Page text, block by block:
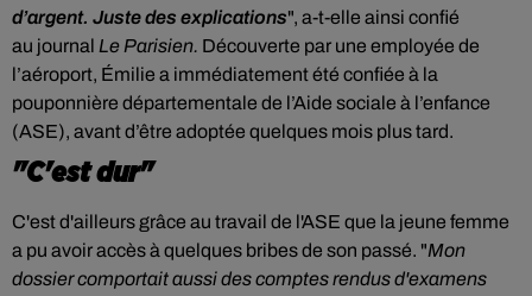
d’argent. Juste des explications", a-t-elle ainsi confié
au journal Le Parisien. Découverte par une employée de
l’aéroport, Émilie a immédiatement été confiée à la
pouponnière départementale de l’Aide sociale à l’enfance
(ASE), avant d’être adoptée quelques mois plus tard.
"C'est dur"
C'est d'ailleurs grâce au travail de l'ASE que la jeune femme
a pu avoir accès à quelques bribes de son passé. "Mon
dossier comportait aussi des comptes rendus d'examens